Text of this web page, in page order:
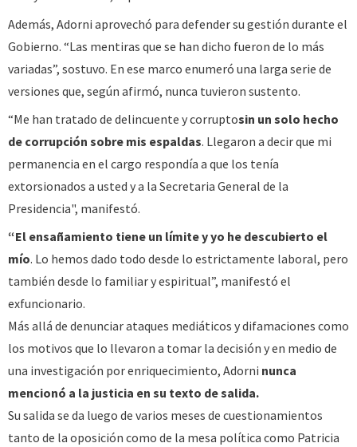
Además, Adorni aprovechó para defender su gestión durante el
Gobierno. “Las mentiras que se han dicho fueron de lo más
variadas”, sostuvo. En ese marco enumeró una larga serie de
versiones que, según afirmó, nunca tuvieron sustento.
“Me han tratado de delincuente y corruptosin un solo hecho
de corrupción sobre mis espaldas. Llegaron a decir que mi
permanencia en el cargo respondía a que los tenía
extorsionados a usted y a la Secretaria General de la
Presidencia", manifestó.
“El ensañamiento tiene un límite y yo he descubierto el
mío. Lo hemos dado todo desde lo estrictamente laboral, pero
también desde lo familiar y espiritual”, manifestó el
exfuncionario.
Más allá de denunciar ataques mediáticos y difamaciones como
los motivos que lo llevaron a tomar la decisión y en medio de
una investigación por enriquecimiento, Adorni nunca
mencionó a la justicia en su texto de salida.
Su salida se da luego de varios meses de cuestionamientos
tanto de la oposición como de la mesa política como Patricia